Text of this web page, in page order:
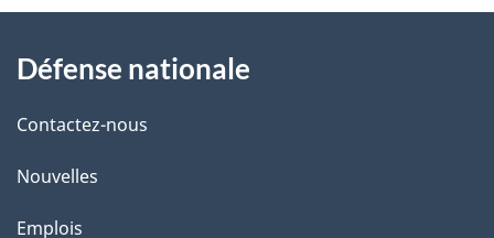
i
l
s
d
propos
de
ce
site
Défense nationale
Contactez-nous
Nouvelles
Emplois